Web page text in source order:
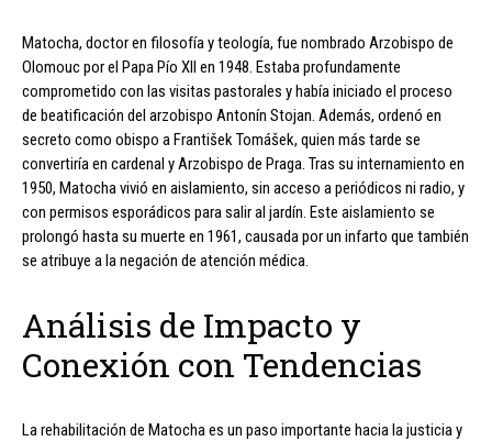
Matocha, doctor en filosofía y teología, fue nombrado Arzobispo de
Olomouc por el Papa Pío XII en 1948. Estaba profundamente
comprometido con las visitas pastorales y había iniciado el proceso
de beatificación del arzobispo Antonín Stojan. Además, ordenó en
secreto como obispo a František Tomášek, quien más tarde se
convertiría en cardenal y Arzobispo de Praga. Tras su internamiento en
1950, Matocha vivió en aislamiento, sin acceso a periódicos ni radio, y
con permisos esporádicos para salir al jardín. Este aislamiento se
prolongó hasta su muerte en 1961, causada por un infarto que también
se atribuye a la negación de atención médica.
Análisis de Impacto y
Conexión con Tendencias
La rehabilitación de Matocha es un paso importante hacia la justicia y